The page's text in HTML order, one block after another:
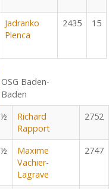
Jadranko
Plenca
2435 15
OSG Baden-
Baden
½
Richard
Rapport
2752
½
Maxime
Vachier-
Lagrave
2747